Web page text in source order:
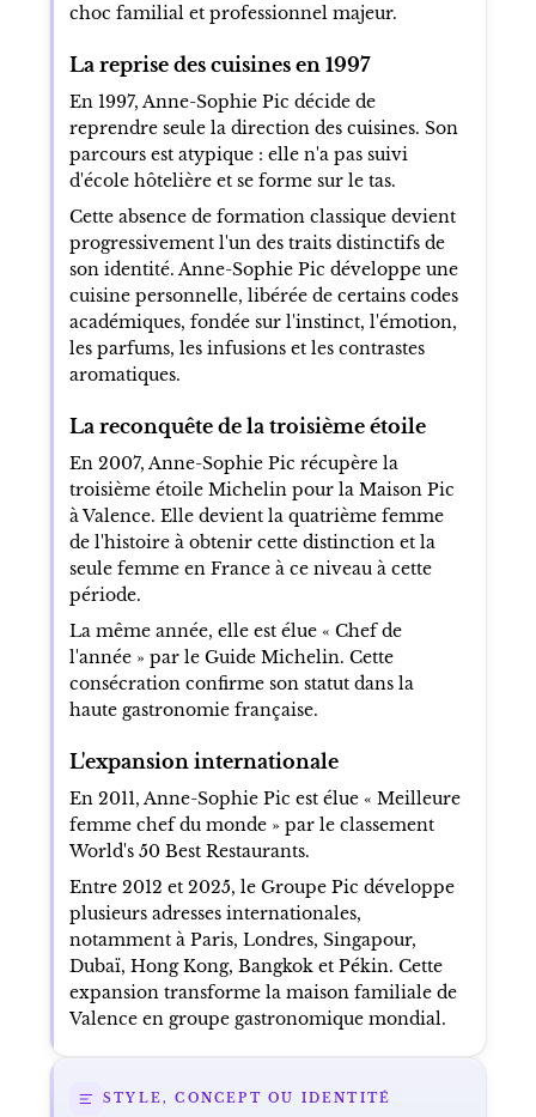
choc familial et professionnel majeur.
La reprise des cuisines en 1997
En 1997, Anne-Sophie Pic décide de
reprendre seule la direction des cuisines. Son
parcours est atypique : elle n'a pas suivi
d'école hôtelière et se forme sur le tas.
Cette absence de formation classique devient
progressivement l'un des traits distinctifs de
son identité. Anne-Sophie Pic développe une
cuisine personnelle, libérée de certains codes
académiques, fondée sur l'instinct, l'émotion,
les parfums, les infusions et les contrastes
aromatiques.
La reconquête de la troisième étoile
En 2007, Anne-Sophie Pic récupère la
troisième étoile Michelin pour la Maison Pic
à Valence. Elle devient la quatrième femme
de l'histoire à obtenir cette distinction et la
seule femme en France à ce niveau à cette
période.
La même année, elle est élue « Chef de
l'année » par le Guide Michelin. Cette
consécration confirme son statut dans la
haute gastronomie française.
L'expansion internationale
En 2011, Anne-Sophie Pic est élue « Meilleure
femme chef du monde » par le classement
World's 50 Best Restaurants.
Entre 2012 et 2025, le Groupe Pic développe
plusieurs adresses internationales,
notamment à Paris, Londres, Singapour,
Dubaï, Hong Kong, Bangkok et Pékin. Cette
expansion transforme la maison familiale de
Valence en groupe gastronomique mondial.
STYLE, CONCEPT OU IDENTITÉ